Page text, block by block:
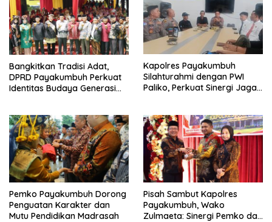
Bangkitkan Tradisi Adat,
DPRD Payakumbuh Perkuat
Identitas Budaya Generasi
Kapolres Payakumbuh
Silahturahmi dengan PWI
Paliko, Perkuat Sinergi Jaga
Pemko Payakumbuh Dorong
Penguatan Karakter dan
Mutu Pendidikan Madrasah
Pisah Sambut Kapolres
Payakumbuh, Wako
Zulmaeta: Sinergi Pemko dan